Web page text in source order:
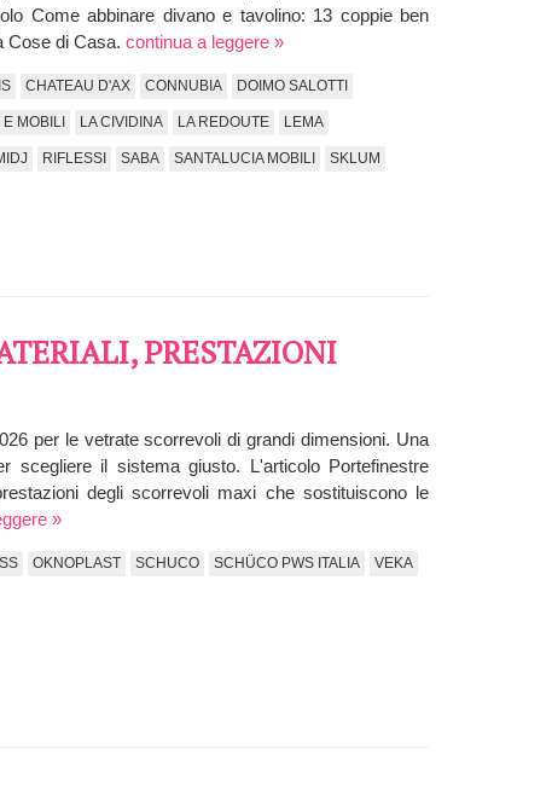
Come abbinare divano e tavolino: 13 coppie ben
Cose di Casa. continua a leggere »
CHATEAU D'AX CONNUBIA DOIMO SALOTTI
E MOBILI LA CIVIDINA LA REDOUTE LEMA
RIFLESSI SABA SANTALUCIA MOBILI SKLUM
PRESTAZIONI
per le vetrate scorrevoli di grandi dimensioni. Una
scegliere il sistema giusto. L'articolo Portefinestre
degli scorrevoli maxi che sostituiscono le
»
OKNOPLAST SCHUCO SCHÜCO PWS ITALIA VEKA